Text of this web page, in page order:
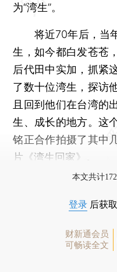
为“湾生”。
将近70年后，当年
生，如今都白发苍苍
后代田中实加，抓紧
了数十位湾生，探访
且回到他们在台湾的
生、成长的地方。这
铭正合作拍摄了其中
片《湾生回家》。
本文共计
登录 后获
财新通会员
可畅读全文